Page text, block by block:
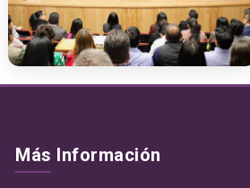
Más Información